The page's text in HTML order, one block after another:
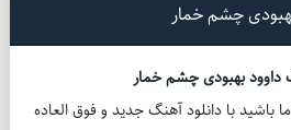
چشم خمار
داوود بهبودی چشم خمار
باشید با دانلود آهنگ جدید و فوق العاده